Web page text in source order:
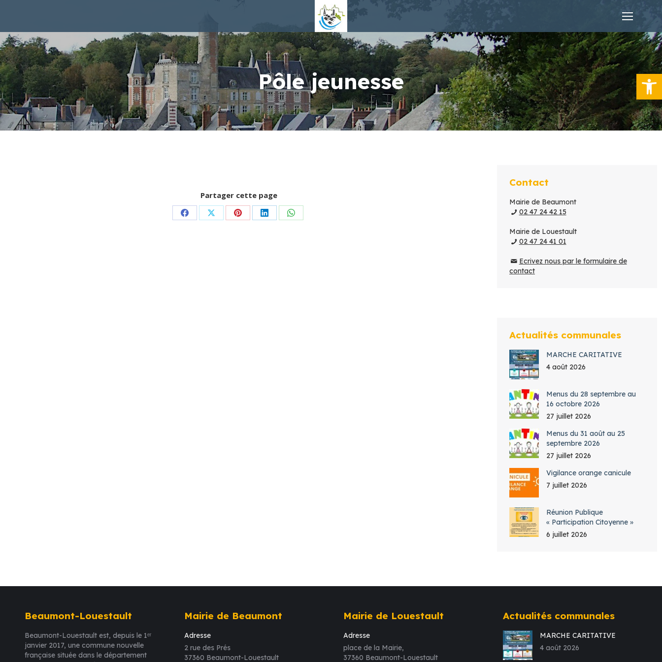
Ouvrir
Pôle jeunesse
Partager cette page
PartagerPartagerPartagerPartagerPartager
Contact
Mairie de Beaumont
02 47 24 42 15
Mairie de Louestault
02 47 24 41 01
Ecrivez nous par le formulaire de
contact
Actualités communales
MARCHE CARITATIVE
4 août 2026
Menus du 28 septembre au
16 octobre 2026
27 juillet 2026
Menus du 31 août au 25
septembre 2026
27 juillet 2026
Vigilance orange canicule
7 juillet 2026
Réunion Publique
« Participation Citoyenne »
6 juillet 2026
Beaumont-Louestault
Beaumont-Louestault est, depuis le 1ᵉʳ
janvier 2017, une commune nouvelle
française située dans le département
Mairie de Beaumont
Adresse
2 rue des Prés
37360 Beaumont-Louestault
Mairie de Louestault
Adresse
place de la Mairie,
37360 Beaumont-Louestault
Actualités communales
MARCHE CARITATIVE
4 août 2026